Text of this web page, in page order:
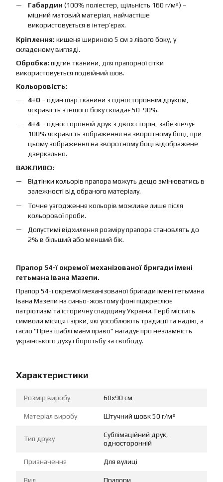
Габардин (100% поліестер, щільність 160 г/м²) –
міцний матовий матеріал, найчастіше
використовується в інтер’єрах.
Кріплення: кишеня шириною 5 см з лівого боку, у
складеному вигляді.
Обробка: підгин тканини, для прапорної сітки
використовується подвійний шов.
Кольоровість:
4+0 – один шар тканини з одностороннім друком,
яскравість з іншого боку складає 50-90%.
4+4 – односторонній друк з двох сторін, забезпечує
100% яскравість зображення на зворотному боці, при
цьому зображення на зворотному боці відображене
дзеркально.
ВАЖЛИВО:
Відтінки кольорів прапора можуть дещо змінюватись в
залежності від обраного матеріалу.
Точне узгодження кольорів можливе лише після
кольорової проби.
Допустимі відхилення розміру прапора становлять до
2% в більший або менший бік.
Прапор 54-ї окремої механізованої бригади імені
гетьмана Івана Мазепи.
Прапор 54-ї окремої механізованої бригади імені гетьмана
Івана Мазепи на синьо-жовтому фоні підкреслює
патріотизм та історичну спадщину України. Герб містить
символи місяця і зірки, які уособлюють традиції та надію, а
гасло "През шаблі маєм право" нагадує про незламність
українського духу і боротьбу за свободу.
Характеристики
Розмір виробу 60х90 см
Матеріал виробу Штучний шовк 50 г/м²
Тип друку
Сублімаційний друк,
односторонній
Призначення Для вулиці
Вид Прапори